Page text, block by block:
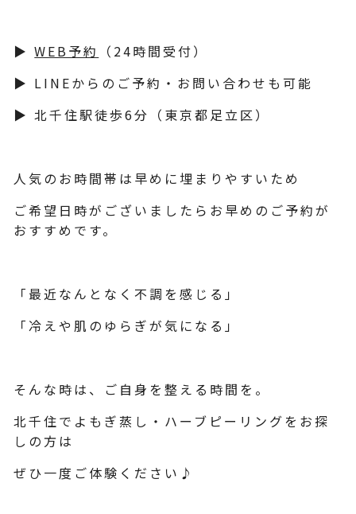
▶WEB予約
（24時間受付）
▶ LINEからのご予約・お問い合わせも可能
▶ 北千住駅徒歩6分（東京都足立区）
人気のお時間帯は早めに埋まりやすいため
ご希望日時がございましたらお早めのご予約が
おすすめです。
「最近なんとなく不調を感じる」
「冷えや肌のゆらぎが気になる」
そんな時は、ご自身を整える時間を。
北千住でよもぎ蒸し・ハーブピーリングをお探
しの方は
ぜひ一度ご体験ください♪